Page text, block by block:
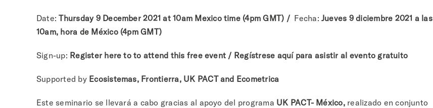
Date:Thursday 9 December 2021 at 10am Mexico time (4pm GMT) / Fecha:Jueves 9 diciembre 2021 a las
10am, hora de México (4pm GMT)
Sign-up: Register here to to attend this free event / Regístrese aquí para asistir al evento gratuito
Supported byEcosistemas, Frontierra, UK PACT and Ecometrica
Este seminario se llevará a cabo gracias al apoyo del programa UK PACT- México,realizado en conjunto